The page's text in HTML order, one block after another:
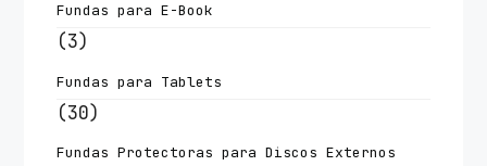
Fundas para E-Book
(3)
Fundas para Tablets
(30)
Fundas Protectoras para Discos Externos